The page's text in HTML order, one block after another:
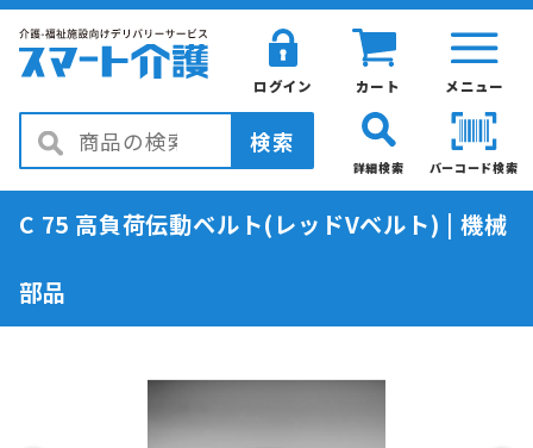
メニュー
カート
ログイン
検索
バーコード検索
詳細検索
C 75 高負荷伝動ベルト(レッドVベルト) | 機械
部品